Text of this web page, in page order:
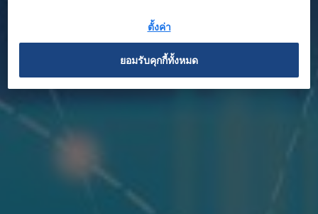
ข่าว
ตั้งค่า
ยอมรับคุกกี้ทั้งหมด